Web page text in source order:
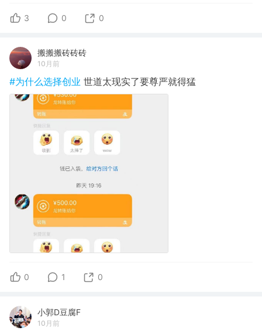
3 0 0
搬搬搬砖砖砖
10月前
#为什么选择创业 世道太现实了要尊严就得猛
0 1 0
小郭D豆腐F
10月前